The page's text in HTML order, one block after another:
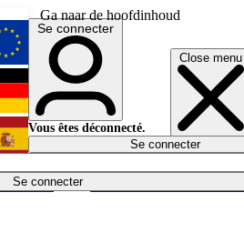
Ga naar de hoofdinhoud
Close menu
Se connecter
Économie
English
Deutsch
Español
Se connecter
Vous êtes déconnecté.
Se connecter